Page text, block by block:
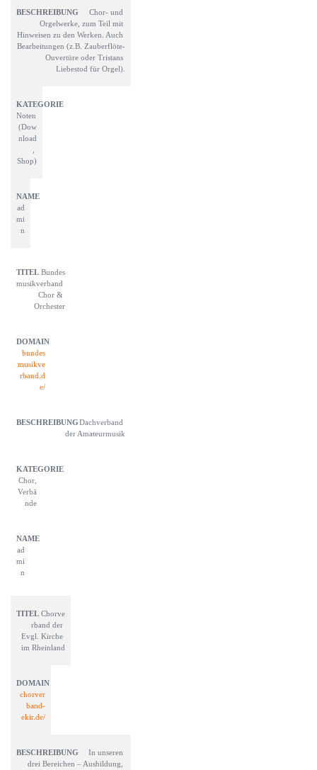
Chor- und
Orgelwerke, zum Teil mit
Hinweisen zu den Werken. Auch
Bearbeitungen (z.B. Zauberflöte-
Ouvertüre oder Tristans
Liebestod für Orgel).
Noten
(Dow
nload
Shop)
ad
mi
n
Bundes
musikverband
Chor &
Orchester
bundes
musikve
rband.d
e/
Dachverband
der Amateurmusik
Chor,
Verbä
nde
ad
mi
n
Chorve
rband der
Evgl. Kirche
im Rheinland
chorver
band-
ekir.de/
In unseren
drei Bereichen – Ausbildung,